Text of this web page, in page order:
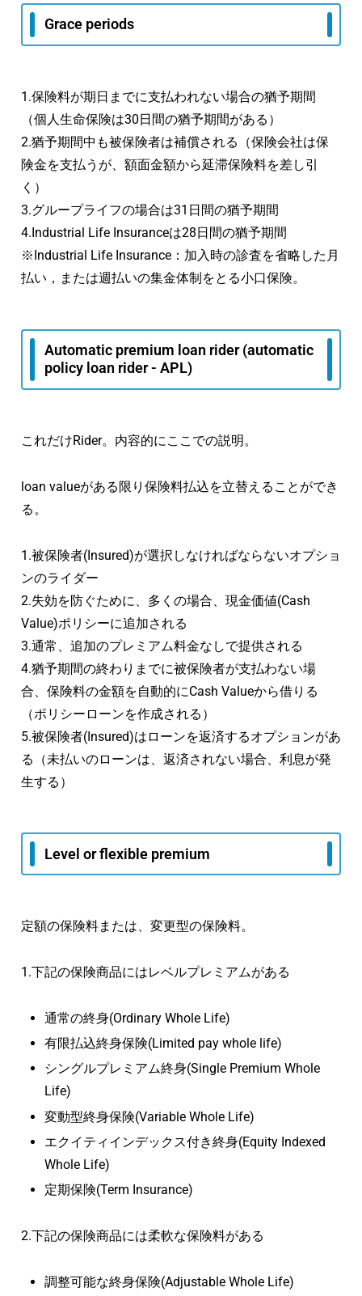
Grace periods
1.保険料が期日までに支払われない場合の猶予期間
（個人生命保険は30日間の猶予期間がある）
2.猶予期間中も被保険者は補償される（保険会社は保
険金を支払うが、額面金額から延滞保険料を差し引
く）
3.グループライフの場合は31日間の猶予期間
4.Industrial Life Insuranceは28日間の猶予期間
※Industrial Life Insurance：加入時の診査を省略した月
払い，または週払いの集金体制をとる小口保険。
Automatic premium loan rider (automatic
policy loan rider - APL)
これだけRider。内容的にここでの説明。
loan valueがある限り保険料払込を立替えることができ
る。
1.被保険者(Insured)が選択しなければならないオプショ
ンのライダー
2.失効を防ぐために、多くの場合、現金価値(Cash
Value)ポリシーに追加される
3.通常、追加のプレミアム料金なしで提供される
4.猶予期間の終わりまでに被保険者が支払わない場
合、保険料の金額を自動的にCash Valueから借りる
（ポリシーローンを作成される）
5.被保険者(Insured)はローンを返済するオプションがあ
る（未払いのローンは、返済されない場合、利息が発
生する）
Level or flexible premium
定額の保険料または、変更型の保険料。
1.下記の保険商品にはレベルプレミアムがある
通常の終身(Ordinary Whole Life)
有限払込終身保険(Limited pay whole life)
シングルプレミアム終身(Single Premium Whole
Life)
変動型終身保険(Variable Whole Life)
エクイティインデックス付き終身(Equity Indexed
Whole Life)
定期保険(Term Insurance)
2.下記の保険商品には柔軟な保険料がある
調整可能な終身保険(Adjustable Whole Life)